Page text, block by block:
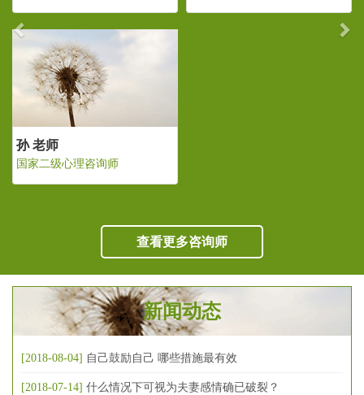
查看更多咨询师
新闻动态
[2018-08-04] 自己鼓励自己 哪些措施最有效
[2018-07-14] 什么情况下可视为夫妻感情确已破裂？